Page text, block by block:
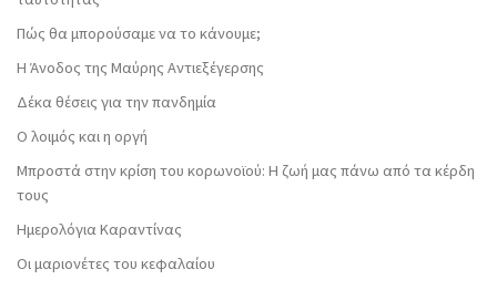
Πώς θα μπορούσαμε να το κάνουμε;
Η Άνοδος της Μαύρης Αντιεξέγερσης
Δέκα θέσεις για την πανδημία
Ο λοιμός και η οργή
Μπροστά στην κρίση του κορωνοϊού: Η ζωή μας πάνω από τα κέρδη
τους
Ημερολόγια Καραντίνας
Οι μαριονέτες του κεφαλαίου